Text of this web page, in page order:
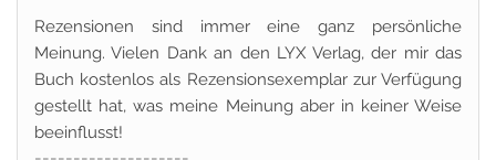
Rezensionen sind immer eine ganz persönliche
Meinung. Vielen Dank an den LYX Verlag, der mir das
Buch kostenlos als Rezensionsexemplar zur Verfügung
gestellt hat, was meine Meinung aber in keiner Weise
beeinflusst!